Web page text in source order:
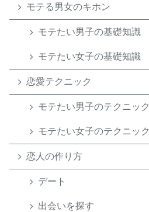
モテる男女のキホン
モテたい男子の基礎知識
モテたい女子の基礎知識
恋愛テクニック
モテたい男子のテクニック
モテたい女子のテクニック
恋人の作り方
デート
出会いを探す